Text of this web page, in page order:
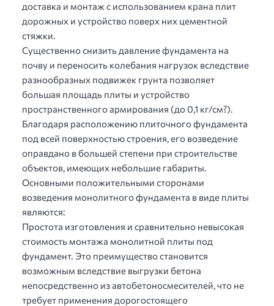
доставка и монтаж с использованием крана плит
дорожных и устройство поверх них цементной
стяжки.
Существенно снизить давление фундамента на
почву и переносить колебания нагрузок вследствие
разнообразных подвижек грунта позволяет
большая площадь плиты и устройство
пространственного армирования (до 0,1 кг/см?).
Благодаря расположению плиточного фундамента
под всей поверхностью строения, его возведение
оправдано в большей степени при строительстве
объектов, имеющих небольшие габариты.
Основными положительными сторонами
возведения монолитного фундамента в виде плиты
являются:
Простота изготовления и сравнительно невысокая
стоимость монтажа монолитной плиты под
фундамент. Это преимущество становится
возможным вследствие выгрузки бетона
непосредственно из автобетоносмесителей, что не
требует применения дорогостоящего